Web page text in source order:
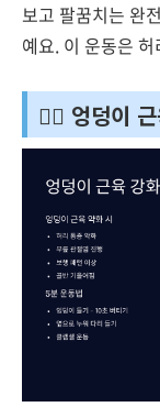
보고 팔꿈치는 완
예요. 이 운동은
🏃‍♀️ 엉덩이